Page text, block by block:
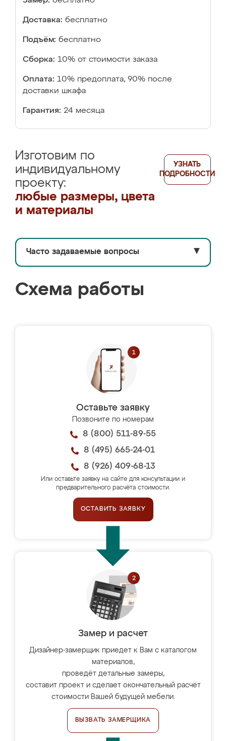
Доставка: бесплатно
Подъём: бесплатно
Сборка: 10% от стоимости заказа
Оплата: 10% предоплата, 90% после
доставки шкафа
Гарантия: 24 месяца
Изготовим по
индивидуальному
проекту:
любые размеры, цвета
и материалы
УЗНАТЬ
ПОДРОБНОСТИ
Часто задаваемые вопросы ▼
Схема работы
Оставьте заявку
Позвоните по номерам
8 (800) 511-89-55
8 (495) 665-24-01
8 (926) 409-68-13
Или оставьте заявку на сайте для консультации и
предварительного расчёта стоимости.
ОСТАВИТЬ ЗАЯВКУ
Замер и расчет
Дизайнер-замерщик приедет к Вам с каталогом
материалов,
проведёт детальные замеры,
составит проект и сделает окончательный расчёт
стоимости Вашей будущей мебели.
ВЫЗВАТЬ ЗАМЕРЩИКА